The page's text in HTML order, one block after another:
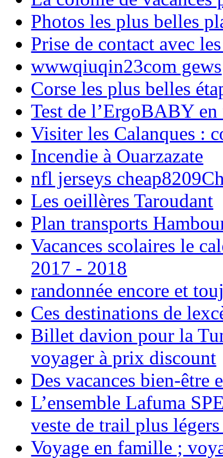
Photos les plus belles
Prise de contact avec
wwwqiuqin23com gews
Corse les plus belles
Test de l’ErgoBABY en
Visiter les Calanques :
Incendie à Ouarzazate
nfl jerseys
Les oeillères Taroudant
Plan transports
Vacances scolaires le
2017 - 2018
randonnée encore et
Ces destinations de
Billet davion pour la
voyager à prix discount
Des vacances bien-être
L’ensemble Lafuma
veste de trail plus
Voyage en famille ;